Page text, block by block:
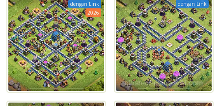
dengan Link
2026
dengan Link